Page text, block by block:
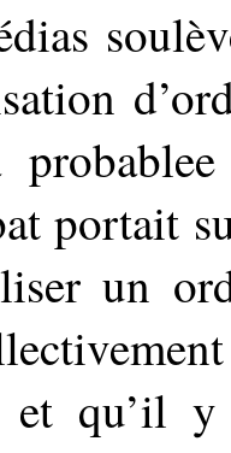
portait
un
et qu’il